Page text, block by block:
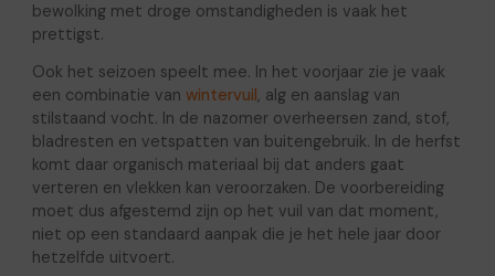
bewolking met droge omstandigheden is vaak het
prettigst.
Ook het seizoen speelt mee. In het voorjaar zie je vaak
een combinatie van wintervuil, alg en aanslag van
stilstaand vocht. In de nazomer overheersen zand, stof,
bladresten en vetspatten van buitengebruik. In de herfst
komt daar organisch materiaal bij dat anders gaat
verteren en vlekken kan veroorzaken. De voorbereiding
moet dus afgestemd zijn op het vuil van dat moment,
niet op een standaard aanpak die je het hele jaar door
hetzelfde uitvoert.